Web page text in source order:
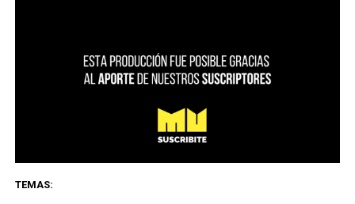
TEMAS: